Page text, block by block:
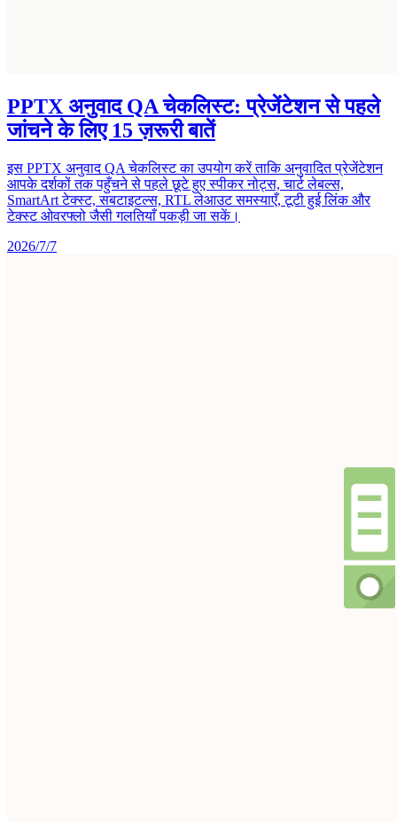
PPTX अनुवाद QA चेकलिस्ट: प्रेजेंटेशन से पहले
जांचने के लिए 15 ज़रूरी बातें
इस PPTX अनुवाद QA चेकलिस्ट का उपयोग करें ताकि अनुवादित प्रेजेंटेशन
आपके दर्शकों तक पहुँचने से पहले छूटे हुए स्पीकर नोट्स, चार्ट लेबल्स,
SmartArt टेक्स्ट, सबटाइटल्स, RTL लेआउट समस्याएँ, टूटी हुई लिंक और
टेक्स्ट ओवरफ्लो जैसी गलतियाँ पकड़ी जा सकें।
2026/7/7